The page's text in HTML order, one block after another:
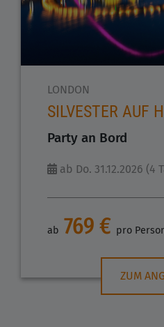
LONDON
SILVESTER AUF
Party an Bord
ab Do.
ab 769 € pro
ZUM